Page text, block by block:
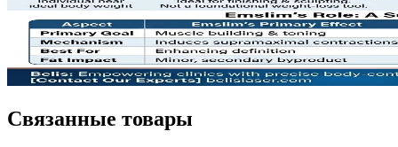
Связанные товары